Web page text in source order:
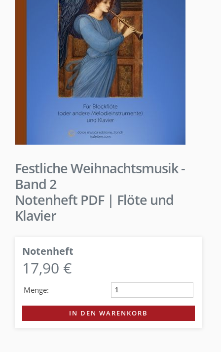
Festliche Weihnachtsmusik -
Band 2
Notenheft PDF | Flöte und
Klavier
Notenheft
17,90 €
Menge:
IN DEN WARENKORB